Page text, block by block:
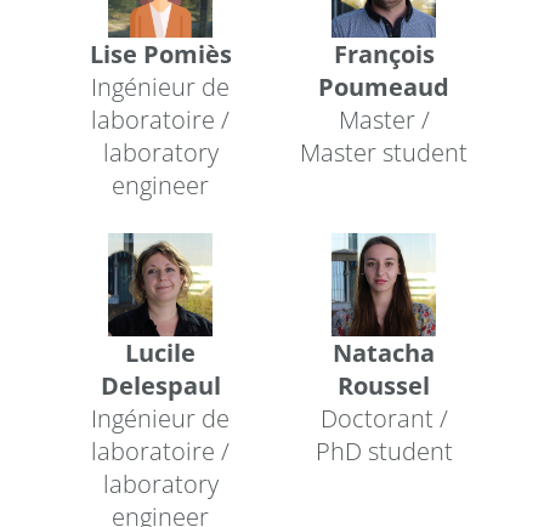
Lise Pomiès
Ingénieur de
laboratoire /
laboratory
engineer
François
Poumeaud
Master /
Master student
Lucile
Delespaul
Ingénieur de
laboratoire /
laboratory
engineer
Natacha
Roussel
Doctorant /
PhD student